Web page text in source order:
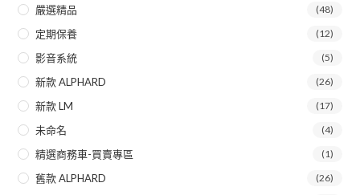
嚴選精品 (48)
定期保養 (12)
影音系統 (5)
新款 ALPHARD (26)
新款 LM (17)
未命名 (4)
精選商務車-買賣專區 (1)
舊款 ALPHARD (26)